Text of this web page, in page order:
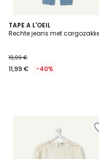
TAPE A L'OEIL
Rechte jeans met
19,99 €
11,99 € -40%